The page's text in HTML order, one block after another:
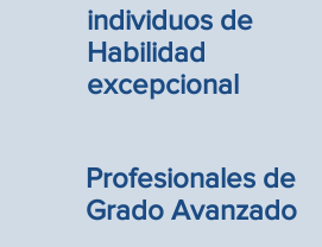
individuos de
Habilidad
excepcional
Profesionales de
Grado Avanzado